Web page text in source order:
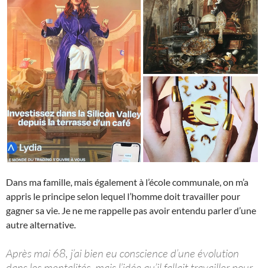
Dans ma famille, mais également à l’école communale, on m’a
appris le principe selon lequel l’homme doit travailler pour
gagner sa vie. Je ne me rappelle pas avoir entendu parler d’une
autre alternative.
Après mai 68, j’ai bien eu conscience d’une évolution